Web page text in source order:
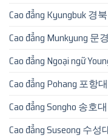
Cao đẳng Kyungbuk 경
Cao đẳng Munkyung 문
Cao đẳng Ngoại ngữ
Cao đẳng Pohang 포항
Cao đẳng Songho 송호
Cao đẳng Suseong 수성